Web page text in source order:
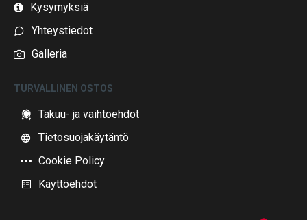
Kysymyksiä
Yhteystiedot
Galleria
TURVALLINEN OSTOS
Takuu- ja vaihtoehdot
Tietosuojakäytäntö
Cookie Policy
Käyttöehdot